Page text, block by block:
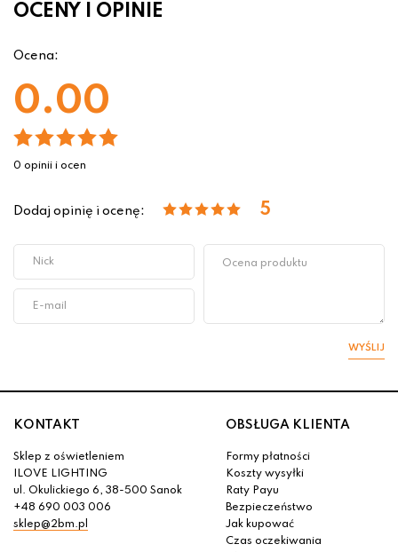
OCENY I OPINIE
Ocena:
0.00
0 opinii i ocen
Dodaj opinię i ocenę: 5
WYŚLIJ
KONTAKT
Sklep z oświetleniem
ILOVE LIGHTING
ul. Okulickiego 6, 38-500 Sanok
+48 690 003 006
sklep@2bm.pl
OBSŁUGA KLIENTA
Formy płatności
Koszty wysyłki
Raty Payu
Bezpieczeństwo
Jak kupować
Czas oczekiwania